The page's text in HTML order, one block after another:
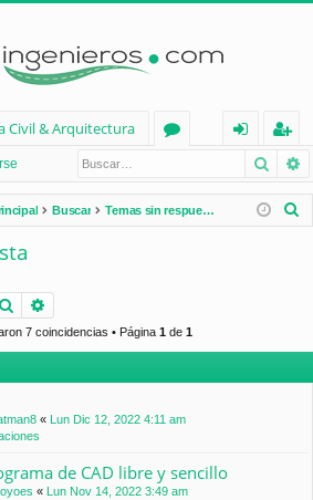
Civil & Arquitectura
os
nt
ifi
eg
ist
ra
Buscar Temas sin respuesta
Buscar
7 coincidencias • Página 1de 1
«
Lun Dic 12, 2022 4:11 am
de CAD libre y sencillo
«
Lun Nov 14, 2022 3:49 am